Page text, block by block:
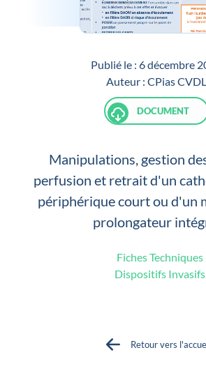
Publié le : 6 décembre
Auteur : CPias CVDL
DOCUMENT
Manipulations, gestion
perfusion et retrait d'un
périphérique court ou d'un
prolongateur
Fiches Techniques
Dispositifs Invasifs
Retour vers